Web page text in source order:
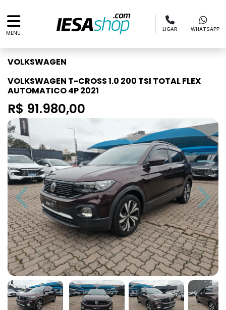
MENU
LIGAR WHATSAPP
VOLKSWAGEN
VOLKSWAGEN T-CROSS 1.0 200 TSI TOTAL FLEX
AUTOMATICO 4P 2021
R$ 91.980,00
Previous Next